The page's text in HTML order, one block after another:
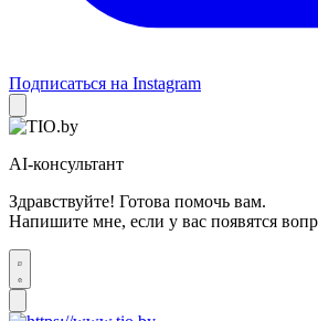
Подписаться на Instagram
AI-консультант
Здравствуйте! Готова помочь вам.
Напишите мне, если у вас появятся